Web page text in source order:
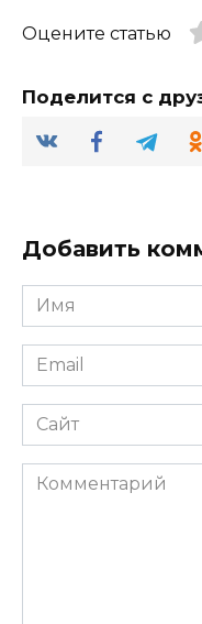
Оцените статью
Поделится с
Добавить
Имя
*
Email
*
Сайт
Комментарий